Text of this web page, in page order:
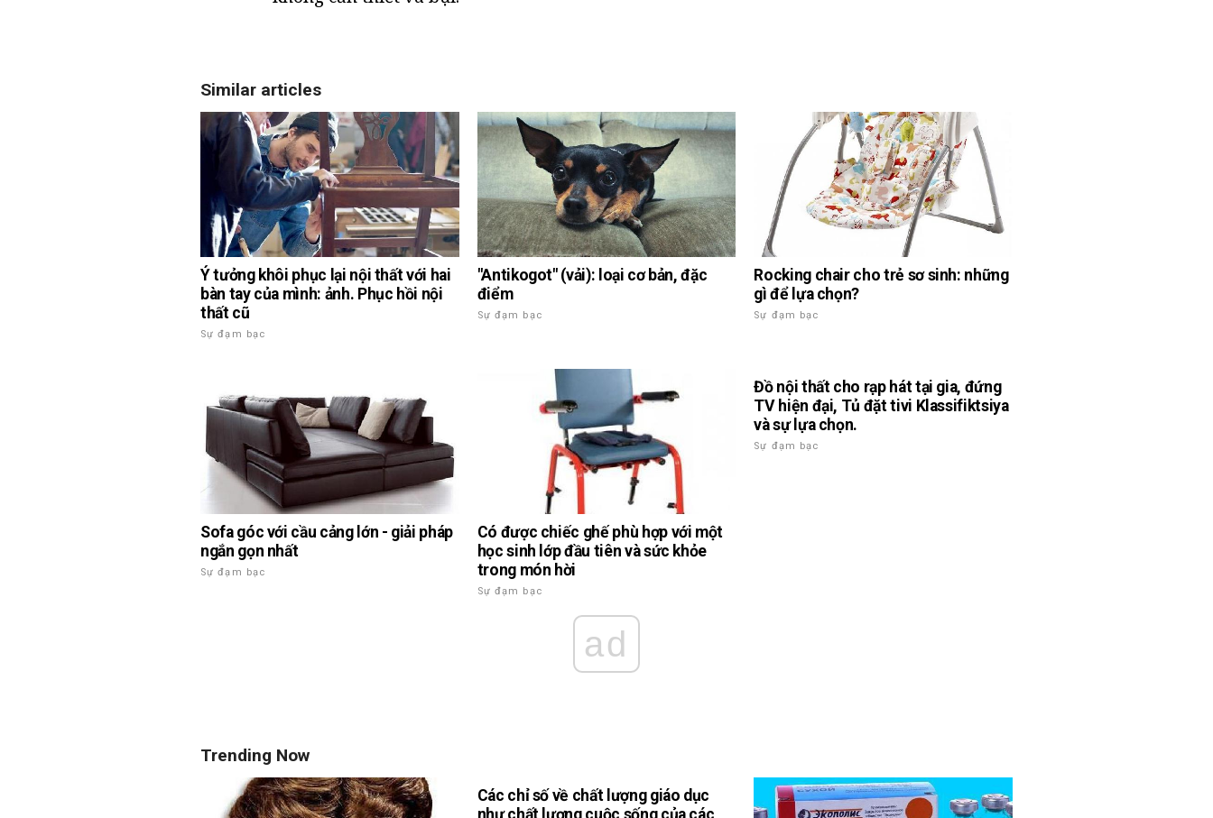
Similar articles
Ý tưởng khôi phục lại nội thất với hai
bàn tay của mình: ảnh. Phục hồi nội
thất cũ
Sự đạm bạc
"Antikogot" (vải): loại cơ bản, đặc
điểm
Sự đạm bạc
Rocking chair cho trẻ sơ sinh: những
gì để lựa chọn?
Sự đạm bạc
Sofa góc với cầu cảng lớn - giải pháp
ngắn gọn nhất
Sự đạm bạc
Có được chiếc ghế phù hợp với một
học sinh lớp đầu tiên và sức khỏe
trong món hời
Sự đạm bạc
Đồ nội thất cho rạp hát tại gia, đứng
TV hiện đại, Tủ đặt tivi Klassifiktsiya
và sự lựa chọn.
Sự đạm bạc
ad
Trending Now
Các chỉ số về chất lượng giáo dục